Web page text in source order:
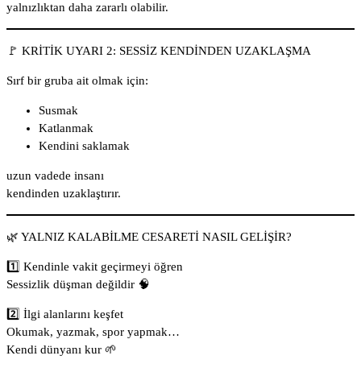
yalnızlıktan daha zararlı olabilir.
🚩 KRİTİK UYARI 2: SESSİZ KENDİNDEN UZAKLAŞMA
Sırf bir gruba ait olmak için:
Susmak
Katlanmak
Kendini saklamak
uzun vadede insanı
kendinden uzaklaştırır.
🌿 YALNIZ KALABİLME CESARETİ NASIL GELİŞİR?
1️⃣ Kendinle vakit geçirmeyi öğren
Sessizlik düşman değildir 🧠
2️⃣ İlgi alanlarını keşfet
Okumak, yazmak, spor yapmak…
Kendi dünyanı kur 🌱